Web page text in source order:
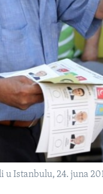
u Istanbulu, 24. juna